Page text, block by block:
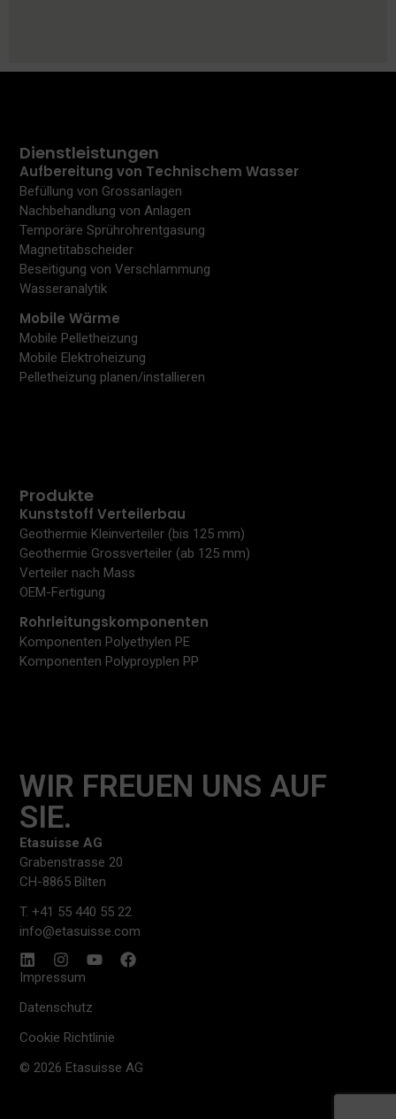
WIR FREUEN UNS AUF
SIE.
Etasuisse AG
Grabenstrasse 20
CH-8865 Bilten
T. +41 55 440 55 22
info@etasuisse.com
Impressum
Datenschutz
Cookie Richtlinie
© 2026 Etasuisse AG​
Produkte
Kunststoff Verteilerbau
Geothermie Kleinverteiler (bis 125 mm)
Geothermie Grossverteiler (ab 125 mm)
Verteiler nach Mass
OEM-Fertigung
Rohrleitungskomponenten
Komponenten Polyethylen PE
Komponenten Polyproyplen PP
Dienstleistungen
Aufbereitung von Technischem Wasser
Befüllung von Grossanlagen
Nachbehandlung von Anlagen
Temporäre Sprührohrentgasung
Magnetitabscheider
Beseitigung von Verschlammung
Wasseranalytik
Mobile Wärme
Mobile Pelletheizung
Mobile Elektroheizung
Pelletheizung planen/installieren